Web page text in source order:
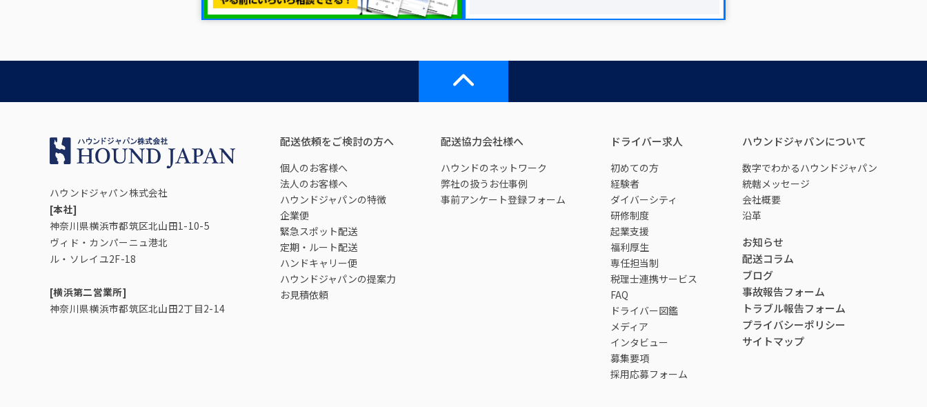
ハウンドジャパン株式会社
[本社]
神奈川県横浜市都筑区北山田1-10-5
ヴィド・カンパーニュ港北
ル・ソレイユ2F-18
[横浜第二営業所]
神奈川県横浜市都筑区北山田2丁目2-14
配送依頼をご検討の方へ
個人のお客様へ
法人のお客様へ
ハウンドジャパンの特徴
企業便
緊急スポット配送
定期・ルート配送
ハンドキャリー便
ハウンドジャパンの提案力
お見積依頼
配送協力会社様へ
ハウンドのネットワーク
弊社の扱うお仕事例
事前アンケート登録フォーム
ドライバー求人
初めての方
経験者
ダイバーシティ
研修制度
起業支援
福利厚生
専任担当制
税理士連携サービス
FAQ
ドライバー図鑑
メディア
インタビュー
募集要項
採用応募フォーム
ハウンドジャパンについて
数字でわかるハウンドジャパン
統轄メッセージ
会社概要
沿革
お知らせ
配送コラム
ブログ
事故報告フォーム
トラブル報告フォーム
プライバシーポリシー
サイトマップ